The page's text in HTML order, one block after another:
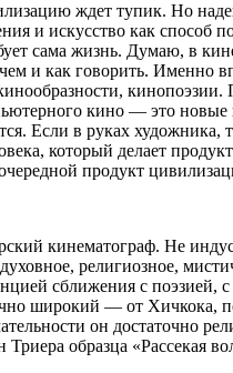
ждет тупик. Но
и искусство как способ
сама жизнь. Думаю, в
и как говорить. Именно
кинопоэзии.
кино — это новые
Если в руках художника,
который делает
продукт
кинематограф. Не
религиозное,
сближения с поэзией, с
широкий — от Хичкока,
он достаточно
Триера образца «Рассекая